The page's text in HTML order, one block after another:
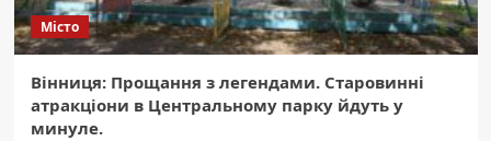
Місто
Вінниця: Прощання з легендами. Старовинні
атракціони в Центральному парку йдуть у
минуле.